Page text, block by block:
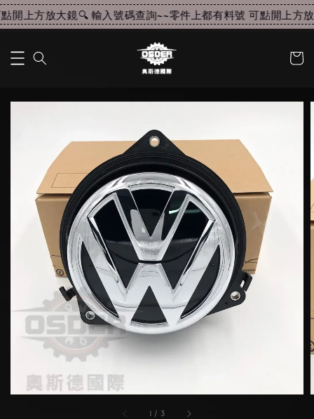
開上方放大鏡🔍 輸入號碼查詢~~零件上都有料號 可點開上方放
1 / 3